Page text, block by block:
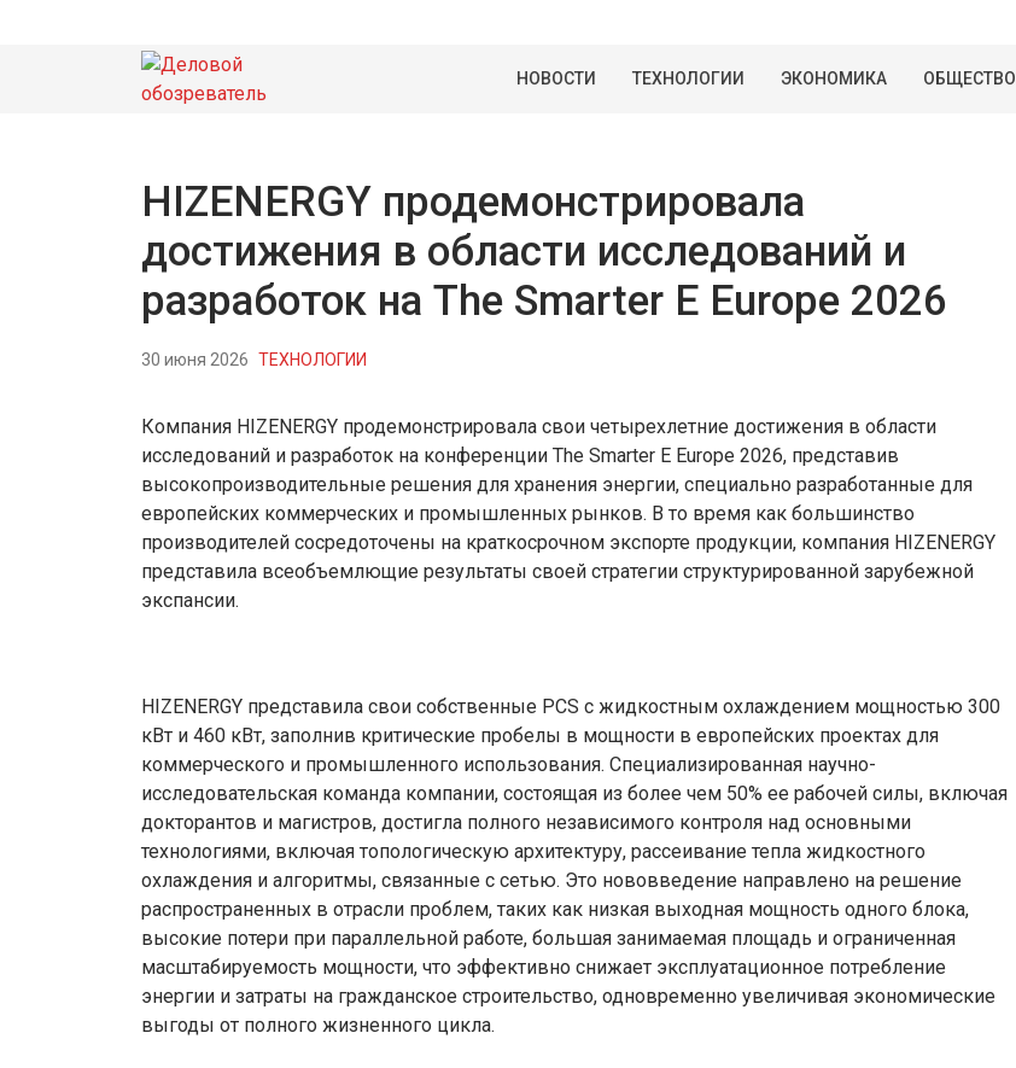
НОВОСТИ ТЕХНОЛОГИИ ЭКОНОМИКА ОБЩЕСТВО
HIZENERGY продемонстрировала
достижения в области исследований и
разработок на The Smarter E Europe 2026
30 июня 2026 ТЕХНОЛОГИИ
Компания HIZENERGY продемонстрировала свои четырехлетние достижения в области
исследований и разработок на конференции The Smarter E Europe 2026, представив
высокопроизводительные решения для хранения энергии, специально разработанные для
европейских коммерческих и промышленных рынков. В то время как большинство
производителей сосредоточены на краткосрочном экспорте продукции, компания HIZENERGY
представила всеобъемлющие результаты своей стратегии структурированной зарубежной
экспансии.
HIZENERGY представила свои собственные PCS с жидкостным охлаждением мощностью 300
кВт и 460 кВт, заполнив критические пробелы в мощности в европейских проектах для
коммерческого и промышленного использования. Специализированная научно-
исследовательская команда компании, состоящая из более чем 50% ее рабочей силы, включая
докторантов и магистров, достигла полного независимого контроля над основными
технологиями, включая топологическую архитектуру, рассеивание тепла жидкостного
охлаждения и алгоритмы, связанные с сетью. Это нововведение направлено на решение
распространенных в отрасли проблем, таких как низкая выходная мощность одного блока,
высокие потери при параллельной работе, большая занимаемая площадь и ограниченная
масштабируемость мощности, что эффективно снижает эксплуатационное потребление
энергии и затраты на гражданское строительство, одновременно увеличивая экономические
выгоды от полного жизненного цикла.